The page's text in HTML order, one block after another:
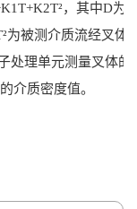
，其中D为
为被测介质流经叉体
处理单元测量叉体的
介质密度值。